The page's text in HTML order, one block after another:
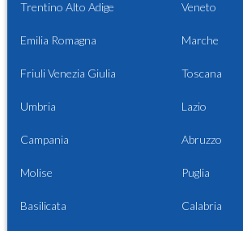
Trentino Alto Adige Veneto
Emilia Romagna Marche
Friuli Venezia Giulia Toscana
Umbria Lazio
Campania Abruzzo
Molise Puglia
Basilicata Calabria